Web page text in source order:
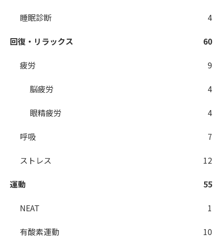
睡眠診断
4
回復・リラックス
60
疲労
9
脳疲労
4
眼精疲労
4
呼吸
7
ストレス
12
運動
55
NEAT
1
有酸素運動
10